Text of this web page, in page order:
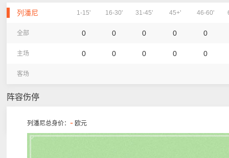
列潘尼 1-15' 16-30' 31-45' 45+' 46-60'
全部 0 0 0 0 0
主场 0 0 0 0 0
客场
阵容伤停
列潘尼总身价： - 欧元